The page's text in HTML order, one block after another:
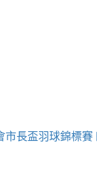
長盃羽球錦標